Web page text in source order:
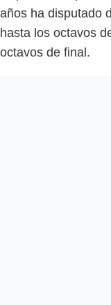
años ha disputado
hasta los octavos
octavos de final.